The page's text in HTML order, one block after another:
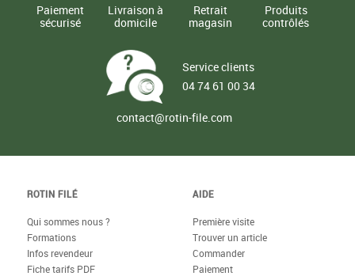
Paiement
sécurisé
Livraison à
domicile
Retrait
magasin
Produits
contrôlés
Service clients
04 74 61 00 34
contact@rotin-file.com
ROTIN FILÉ
Qui sommes nous ?
Formations
Infos revendeur
Fiche tarifs PDF
AIDE
Première visite
Trouver un article
Commander
Paiement